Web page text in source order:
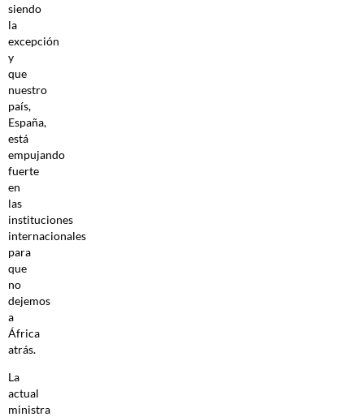
siendo
la
excepción
y
que
nuestro
país,
España,
está
empujando
fuerte
en
las
instituciones
internacionales
para
que
no
dejemos
a
África
atrás.
La
actual
ministra